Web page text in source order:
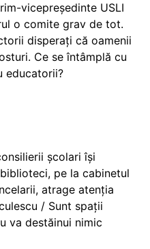
vicepreședinte USLI
o comite grav de tot.
disperați că oamenii
Ce se întâmplă cu
educatorii?
școlari își
pe la cabinetul
atrage atenția
/ Sunt spații
va destăinui nimic